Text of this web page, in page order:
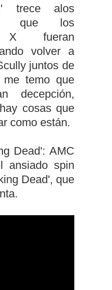
trece alos
que los
X fueran
volver a
juntos de
me temo que
decepción,
cosas que
como están.
Dead': AMC
ansiado spin
Dead', que